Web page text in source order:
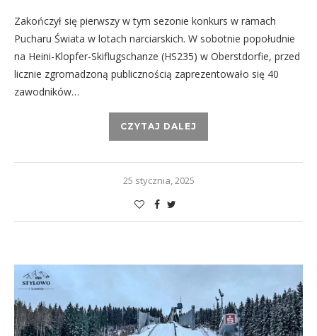
Zakończył się pierwszy w tym sezonie konkurs w ramach
Pucharu Świata w lotach narciarskich. W sobotnie popołudnie
na Heini-Klopfer-Skiflugschanze (HS235) w Oberstdorfie, przed
licznie zgromadzoną publicznością zaprezentowało się 40
zawodników…
CZYTAJ DALEJ
25 stycznia, 2025